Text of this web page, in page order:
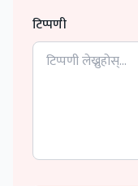
टिप्पणी